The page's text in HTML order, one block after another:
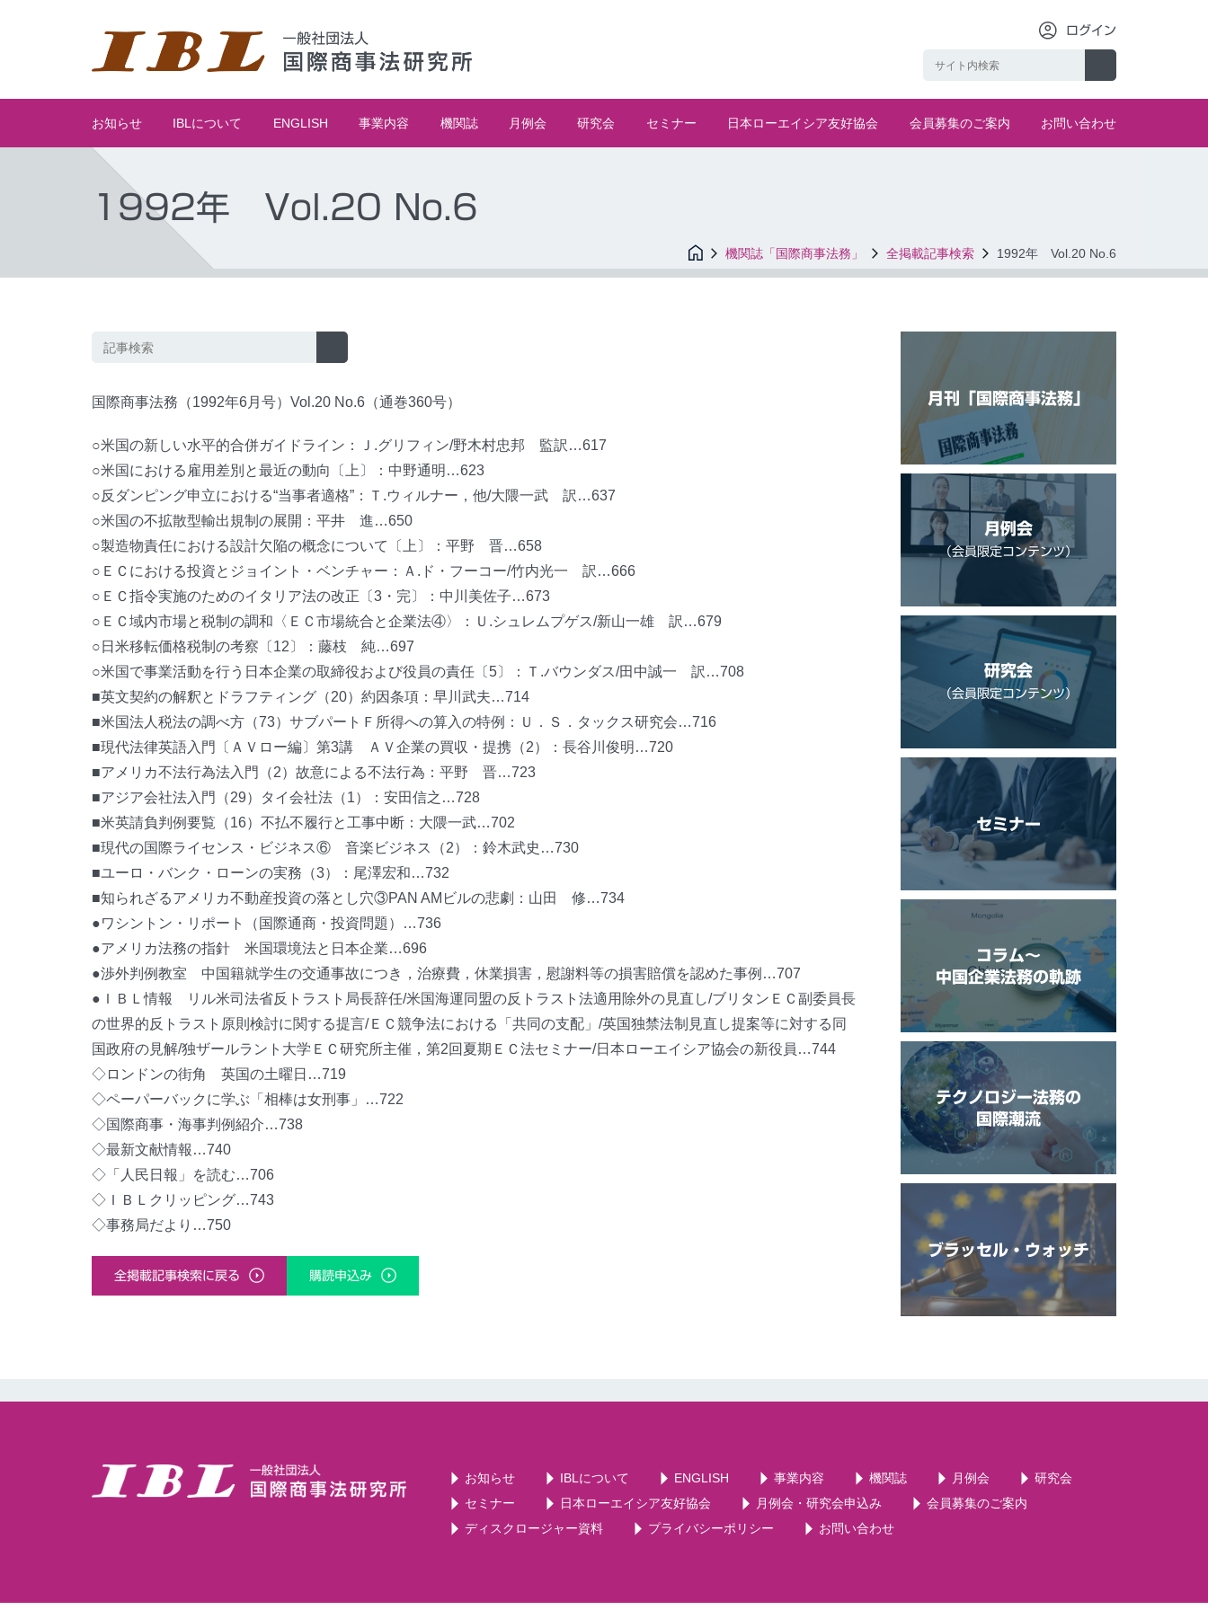
ログイン
お知らせ IBLについて ENGLISH 事業内容 機関誌 月例会 研究会 セミナー 日本ローエイシア友好協会 会員募集のご案内 お問い合わせ
1992年 Vol.20 No.6
機関誌「国際商事法務」 全掲載記事検索 1992年 Vol.20 No.6
国際商事法務（1992年6月号）Vol.20 No.6（通巻360号）
○米国の新しい水平的合併ガイドライン：Ｊ.グリフィン/野木村忠邦 監訳…617
○米国における雇用差別と最近の動向〔上〕：中野通明…623
○反ダンピング申立における“当事者適格”：Ｔ.ウィルナー，他/大隈一武 訳…637
○米国の不拡散型輸出規制の展開：平井 進…650
○製造物責任における設計欠陥の概念について〔上〕：平野 晋…658
○ＥＣにおける投資とジョイント・ベンチャー：Ａ.ド・フーコー/竹内光一 訳…666
○ＥＣ指令実施のためのイタリア法の改正〔3・完〕：中川美佐子…673
○ＥＣ域内市場と税制の調和〈ＥＣ市場統合と企業法④〉：Ｕ.シュレムプゲス/新山一雄 訳…679
○日米移転価格税制の考察〔12〕：藤枝 純…697
○米国で事業活動を行う日本企業の取締役および役員の責任〔5〕：Ｔ.バウンダス/田中誠一 訳…708
■英文契約の解釈とドラフティング（20）約因条項：早川武夫…714
■米国法人税法の調べ方（73）サブパートＦ所得への算入の特例：Ｕ．Ｓ．タックス研究会…716
■現代法律英語入門〔ＡＶロー編〕第3講 ＡＶ企業の買収・提携（2）：長谷川俊明…720
■アメリカ不法行為法入門（2）故意による不法行為：平野 晋…723
■アジア会社法入門（29）タイ会社法（1）：安田信之…728
■米英請負判例要覧（16）不払不履行と工事中断：大隈一武…702
■現代の国際ライセンス・ビジネス⑥ 音楽ビジネス（2）：鈴木武史…730
■ユーロ・バンク・ローンの実務（3）：尾澤宏和…732
■知られざるアメリカ不動産投資の落とし穴③PAN AMビルの悲劇：山田 修…734
●ワシントン・リポート（国際通商・投資問題）…736
●アメリカ法務の指針 米国環境法と日本企業…696
●渉外判例教室 中国籍就学生の交通事故につき，治療費，休業損害，慰謝料等の損害賠償を認めた事例…707
●ＩＢＬ情報 リル米司法省反トラスト局長辞任/米国海運同盟の反トラスト法適用除外の見直し/ブリタンＥＣ副委員長
の世界的反トラスト原則検討に関する提言/ＥＣ競争法における「共同の支配」/英国独禁法制見直し提案等に対する同
国政府の見解/独ザールラント大学ＥＣ研究所主催，第2回夏期ＥＣ法セミナー/日本ローエイシア協会の新役員…744
◇ロンドンの街角 英国の土曜日…719
◇ペーパーバックに学ぶ「相棒は女刑事」…722
◇国際商事・海事判例紹介…738
◇最新文献情報…740
◇「人民日報」を読む…706
◇ＩＢＬクリッピング…743
◇事務局だより…750
全掲載記事検索に戻る 購読申込み
月刊「国際商事法務」
月例会
（会員限定コンテンツ）
研究会
（会員限定コンテンツ）
セミナー
コラム〜
中国企業法務の軌跡
テクノロジー法務の
国際潮流
ブラッセル・ウォッチ
お知らせ IBLについて ENGLISH 事業内容 機関誌 月例会
研究会
セミナー
日本ローエイシア友好協会 月例会・研究会申込み
会員募集のご案内
ディスクロージャー資料
プライバシーポリシー お問い合わせ